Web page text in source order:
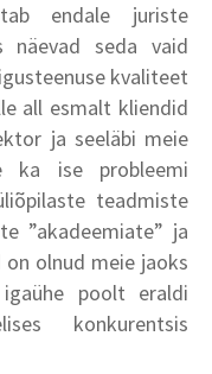
endale juriste
näevad seda vaid
kvaliteet
all esmalt kliendid
ja seeläbi meie
ka ise probleemi
teadmiste
”akadeemiate” ja
olnud meie jaoks
poolt eraldi
konkurentsis